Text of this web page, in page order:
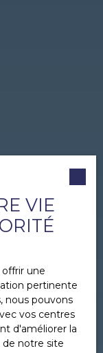
VIE
une
pertinente
nous pouvons
vos centres
d'améliorer la
de notre site